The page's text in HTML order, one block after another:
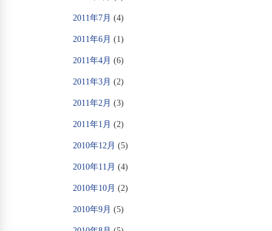
2011年7月 (4)
2011年6月 (1)
2011年4月 (6)
2011年3月 (2)
2011年2月 (3)
2011年1月 (2)
2010年12月 (5)
2010年11月 (4)
2010年10月 (2)
2010年9月 (5)